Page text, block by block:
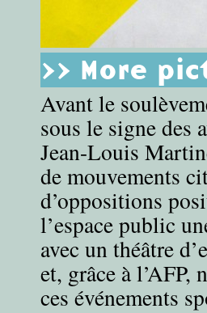
>> More
Avant le
sous le signe des
Jean-Louis
de mouvements
d’oppositions
l’espace public
avec un théâtre
et, grâce à l’AFP,
ces événements